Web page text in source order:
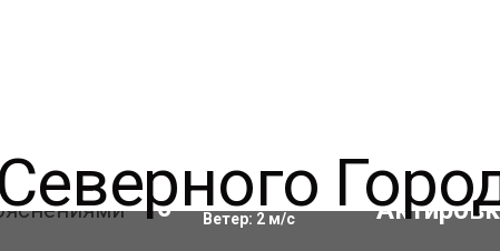
10°C Влажность:73%
Ветер: 2м/с